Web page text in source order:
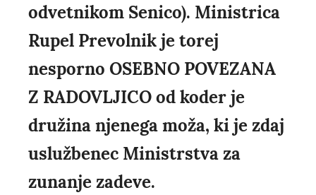
odvetnikom Senico). Ministrica
Rupel Prevolnik je torej
nesporno OSEBNO POVEZANA
Z RADOVLJICO od koder je
družina njenega moža, ki je zdaj
uslužbenec Ministrstva za
zunanje zadeve.